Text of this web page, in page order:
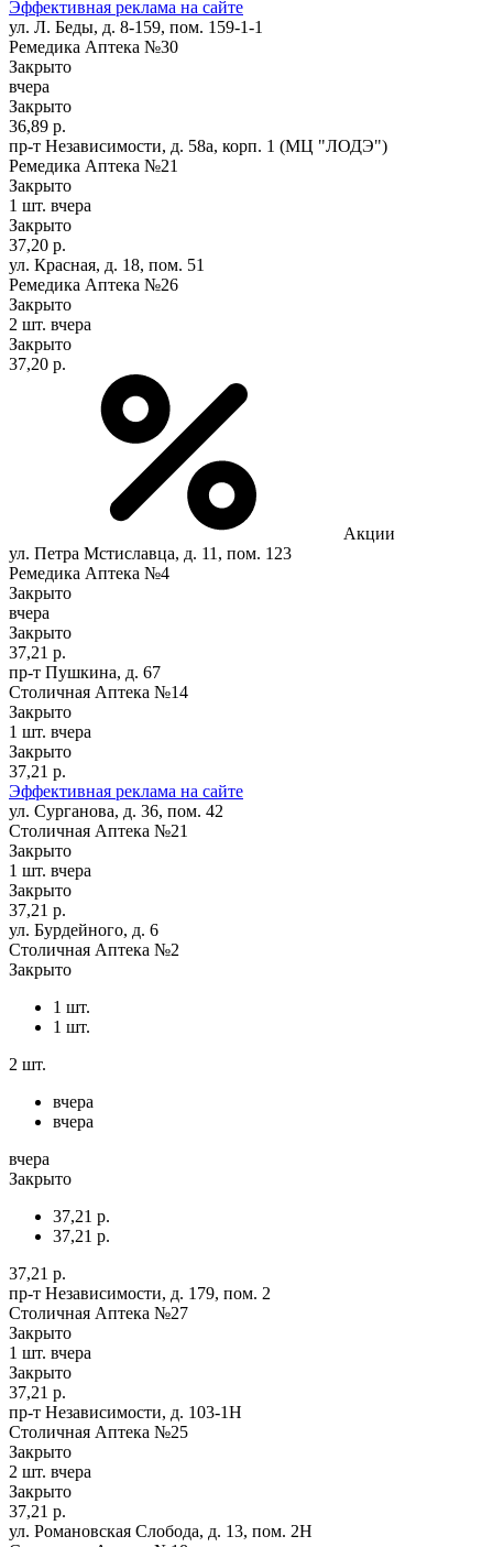
Эффективная реклама на сайте
ул. Л. Беды, д. 8-159, пом. 159-1-1
Ремедика Аптека №30
Закрыто
вчера
Закрыто
36,89 р.
пр-т Независимости, д. 58а, корп. 1 (МЦ "ЛОДЭ")
Ремедика Аптека №21
Закрыто
1 шт. вчера
Закрыто
37,20 р.
ул. Красная, д. 18, пом. 51
Ремедика Аптека №26
Закрыто
2 шт. вчера
Закрыто
37,20 р.
Акции
ул. Петра Мстиславца, д. 11, пом. 123
Ремедика Аптека №4
Закрыто
вчера
Закрыто
37,21 р.
пр-т Пушкина, д. 67
Столичная Аптека №14
Закрыто
1 шт. вчера
Закрыто
37,21 р.
Эффективная реклама на сайте
ул. Сурганова, д. 36, пом. 42
Столичная Аптека №21
Закрыто
1 шт. вчера
Закрыто
37,21 р.
ул. Бурдейного, д. 6
Столичная Аптека №2
Закрыто
1 шт.
1 шт.
2 шт.
вчера
вчера
вчера
Закрыто
37,21 р.
37,21 р.
37,21 р.
пр-т Независимости, д. 179, пом. 2
Столичная Аптека №27
Закрыто
1 шт. вчера
Закрыто
37,21 р.
пр-т Независимости, д. 103-1Н
Столичная Аптека №25
Закрыто
2 шт. вчера
Закрыто
37,21 р.
ул. Романовская Слобода, д. 13, пом. 2Н